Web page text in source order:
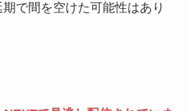
で間を空けた可能性はあり